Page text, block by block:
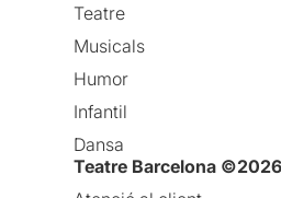
Teatre
Musicals
Humor
Infantil
Dansa
Teatre Barcelona ©2026